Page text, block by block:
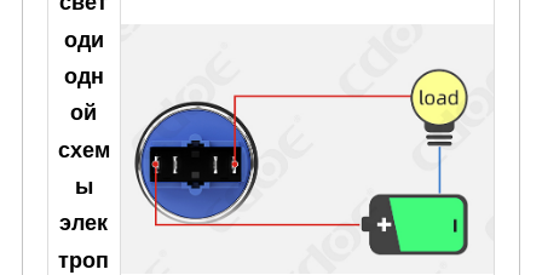
оди
одн
ой
схем
ы
элек
троп